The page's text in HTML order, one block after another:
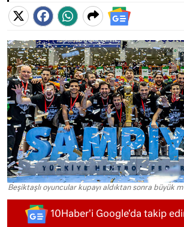
Beşiktaşlı oyuncular kupayı aldıktan sonra büyük
10Haber'i Google'da takip